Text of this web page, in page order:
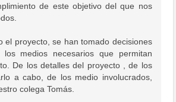
de este objetivo del que nos
el proyecto, se han tomado decisiones
medios necesarios que permitan
De los detalles del proyecto , de los
a cabo, de los medio involucrados,
colega Tomás.